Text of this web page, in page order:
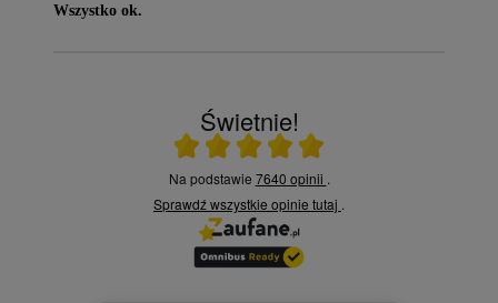
Wszystko ok.
Świetnie!
Ocena średnia 5 na 5
Na podstawie 7640 opinii .
Sprawdź wszystkie opinie tutaj .